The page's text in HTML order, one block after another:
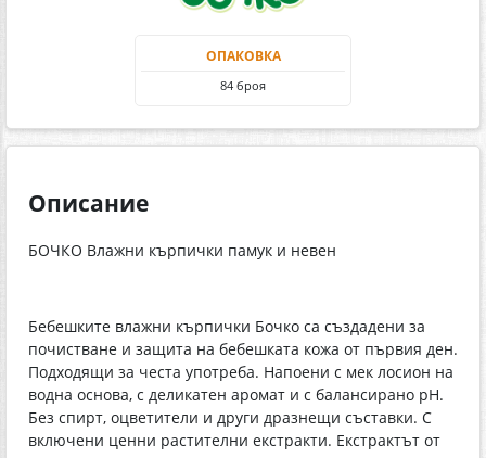
ОПАКОВКА
84 броя
Описание
БОЧКО Влажни кърпички памук и невен
Бебешките влажни кърпички Бочко са създадени за
почистване и защита на бебешката кожа от първия ден.
Подходящи за честа употреба. Напоени с мек лосион на
водна основа, с деликатен аромат и с балансирано рН.
Без спирт, оцветители и други дразнещи съставки. С
включени ценни растителни екстракти. Екстрактът от